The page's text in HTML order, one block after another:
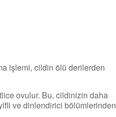
işlemi, cildin ölü derilerden
ovulur. Bu, cildinizin daha
ve dinlendirici bölümlerinden